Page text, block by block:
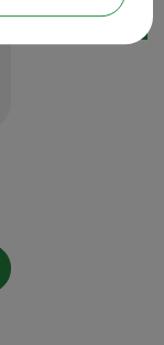
Ilość produktów